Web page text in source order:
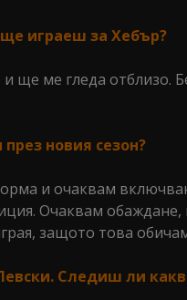
играеш за Хебър?
ще ме гледа отблизо.
новия сезон?
и очаквам
Очаквам обаждане,
защото това
Следиш ли